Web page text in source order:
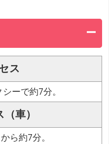
ス
ーで約7分。
車）
ら約7分。